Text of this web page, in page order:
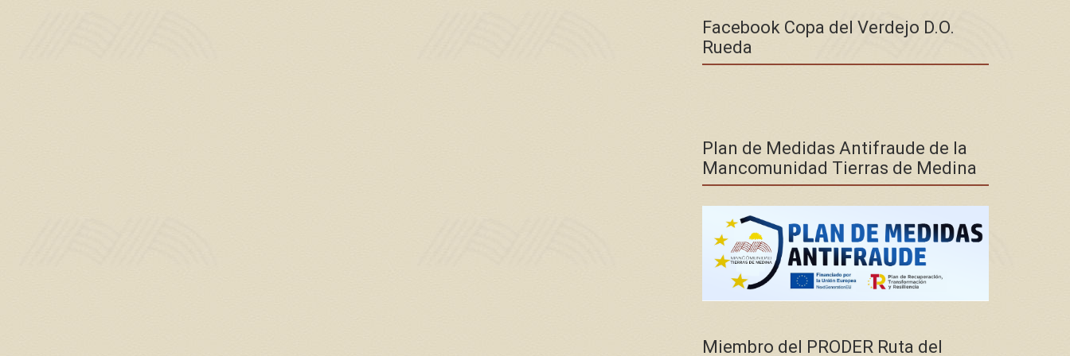
Facebook Copa del Verdejo D.O.
Rueda
Plan de Medidas Antifraude de la
Mancomunidad Tierras de Medina
Miembro del PRODER Ruta del